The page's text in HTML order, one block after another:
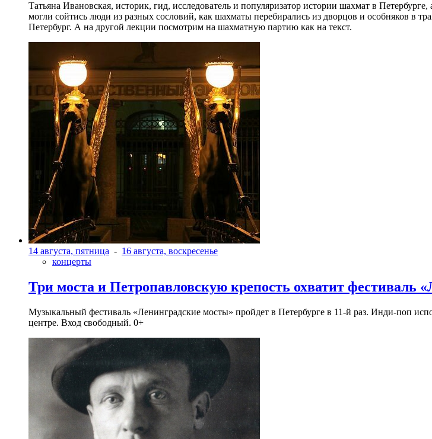
Татьяна Ивановская, историк, гид, исследователь и популяризатор истории шахмат в
могли сойтись люди из разных сословий, как шахматы перебирались из дворцов и особняков в
Петербург. А на другой лекции посмотрим на шахматную партию как на текст.
14 августа, пятница - 16 августа, воскресенье
концерты
Три моста и Петропавловскую крепость охватит фестиваль
Музыкальный фестиваль «Ленинградские мосты» пройдет в Петербурге в 11-й раз. Инди-поп
центре. Вход свободный. 0+